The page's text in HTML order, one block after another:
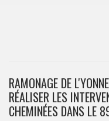
RAMONAGE DE
RÉALISER LES
CHEMINÉES DANS LE